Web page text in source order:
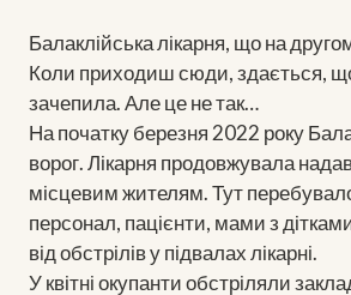
Балаклійська лікарня, що на
Коли приходиш сюди, здається, що
зачепила. Але це не так…
На початку березня 2022 року
ворог. Лікарня продовжувала
місцевим жителям. Тут
персонал, пацієнти, мами з
від обстрілів у підвалах лікарні.
У квітні окупанти обстріляли